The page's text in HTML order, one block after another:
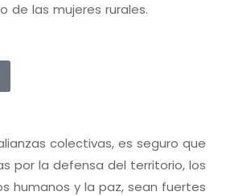
de las mujeres rurales.
colectivas, es seguro que
por la defensa del territorio, los
humanos y la paz, sean fuertes